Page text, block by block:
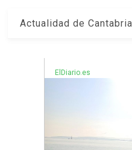
Actualidad de Cantabria
ElDiario.es